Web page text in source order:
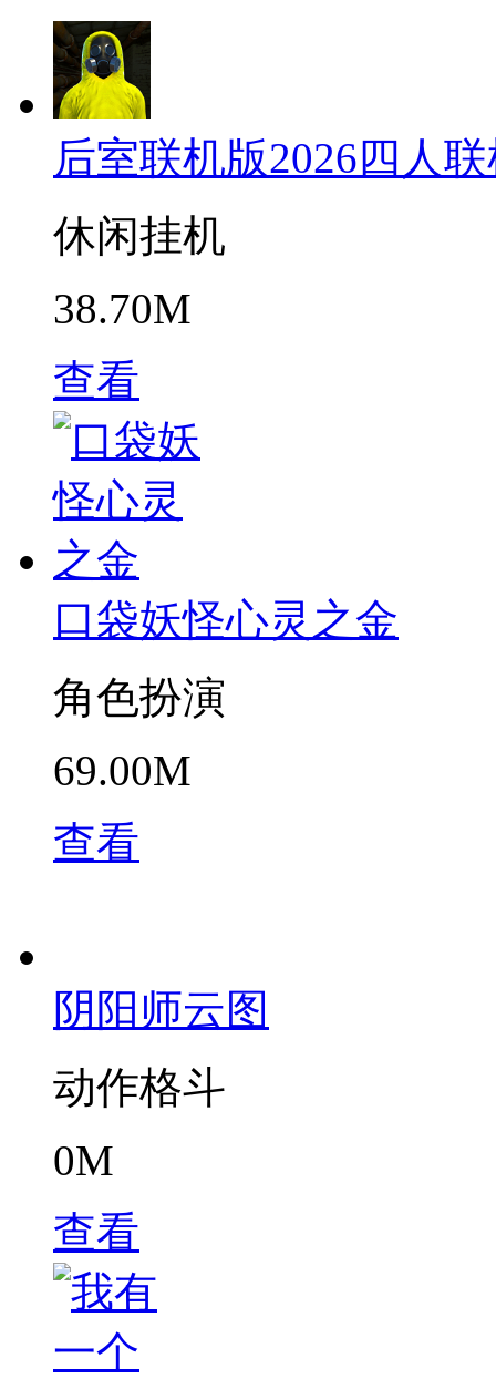
后室联机版2026四人
休闲挂机
38.70M
查看
口袋妖怪心灵之金
角色扮演
69.00M
查看
阴阳师云图
动作格斗
0M
查看